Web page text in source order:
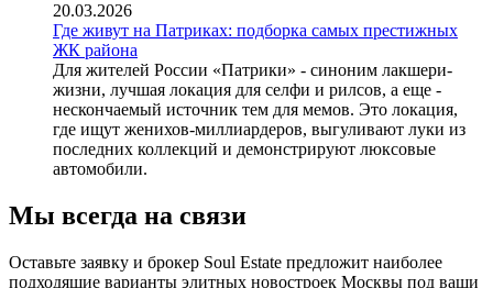
20.03.2026
Где живут на Патриках: подборка самых престижных
ЖК района
Для жителей России «Патрики» - синоним лакшери-
жизни, лучшая локация для селфи и рилсов, а еще -
нескончаемый источник тем для мемов. Это локация,
где ищут женихов-миллиардеров, выгуливают луки из
последних коллекций и демонстрируют люксовые
автомобили.
Мы всегда на связи
Оставьте заявку и брокер Soul Estate предложит наиболее
подходящие варианты элитных новостроек Москвы под ваши